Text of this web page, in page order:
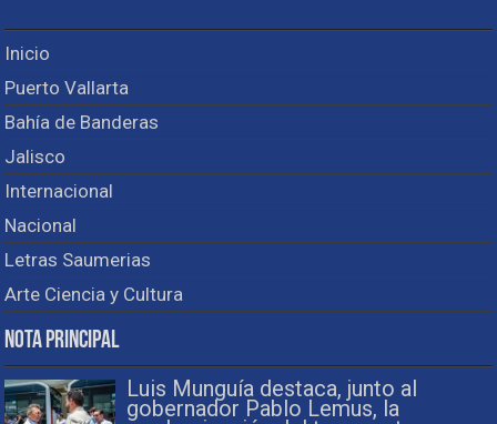
Inicio
Puerto Vallarta
Bahía de Banderas
Jalisco
Internacional
Nacional
Letras Saumerias
Arte Ciencia y Cultura
Nota Principal
Luis Munguía destaca, junto al
gobernador Pablo Lemus, la